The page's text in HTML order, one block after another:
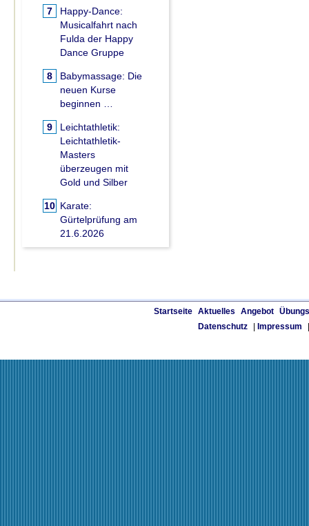
7
Happy-Dance:
Musicalfahrt nach
Fulda der Happy
Dance Gruppe
8 Babymassage: Die
neuen Kurse
beginnen …
9
Leichtathletik:
Leichtathletik-
Masters
überzeugen mit
Gold und Silber
10 Karate:
Gürtelprüfung am
21.6.2026
Startseite Aktuelles Angebot
Datenschutz
Impressum